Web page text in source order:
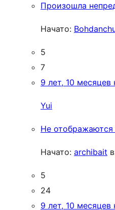
Произошла
Начато:
5
7
9 лет, 10 месяцев
Yui
Не отображаются
Начато: archibait
5
24
9 лет, 10 месяцев